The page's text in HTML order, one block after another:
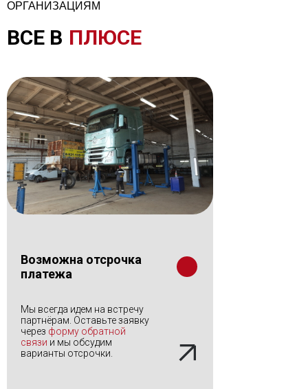
ОРГАНИЗАЦИЯМ
ПЛЮСЕ
ВСЕ В
Возможна отсрочка
платежа
Мы всегда идем на встречу
партнёрам. Оставьте заявку
через форму обратной
связи и мы обсудим
варианты отсрочки.